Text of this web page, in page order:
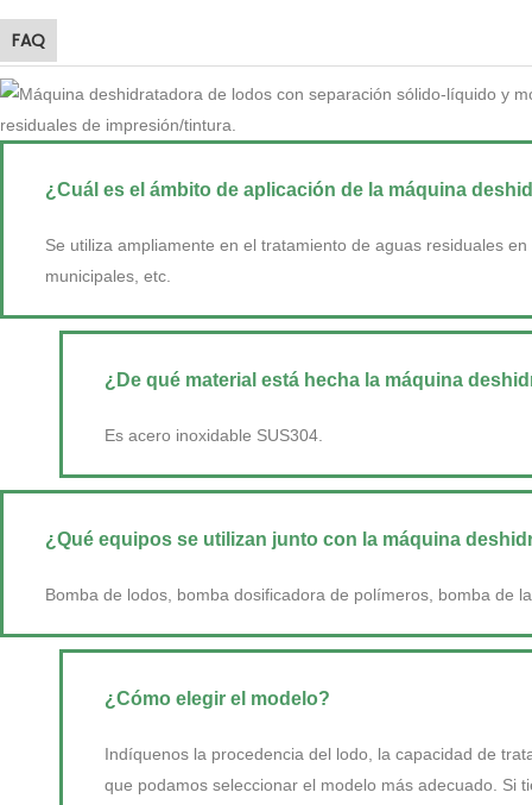
FAQ
¿Cuál es el ámbito de aplicación de la máquina
Se utiliza ampliamente en el tratamiento de aguas residuales
municipales, etc.
¿De qué material está hecha la máquina
Es acero inoxidable SUS304.
¿Qué equipos se utilizan junto con la máquina
Bomba de lodos, bomba dosificadora de polímeros, bomba de
¿Cómo elegir el modelo?
Indíquenos la procedencia del lodo, la capacidad de
que podamos seleccionar el modelo más adecuado. Si